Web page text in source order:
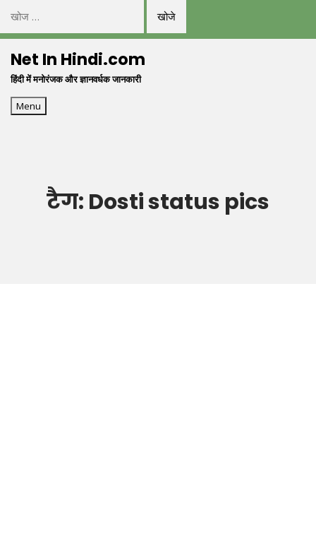
निम्न
को
खोजें:Net In Hindi.com
हिंदी में मनोरंजक और ज्ञानवर्धक जानकारी
Menu
टैग: Dosti status pics